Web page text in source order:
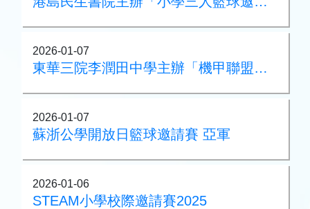
2026-01-07
東華三院李潤田中學主辦「機甲聯盟—灣仔及離島區」
2026-01-07
蘇浙公學開放日籃球邀請賽 亞軍
2026-01-06
STEAM小學校際邀請賽2025